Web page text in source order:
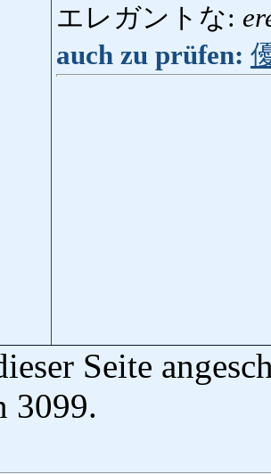
エレガントな:
auch zu prüfen:
Seite
3099.